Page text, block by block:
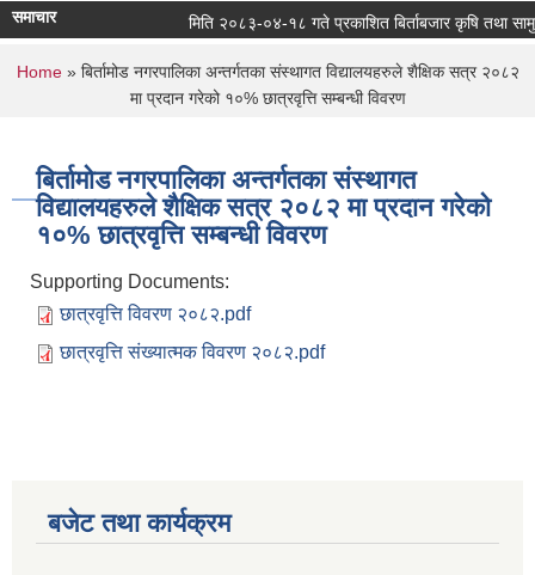
समाचार मिति २०८३-०४-१८ गते प्रकाशित बिर्ताबजार कृषि तथा
You are here
Home» बिर्तामोड नगरपालिका अन्तर्गतका संस्थागत विद्यालयहरुले शैक्षिक सत्र २०८२
मा प्रदान गरेको १०% छात्रवृत्ति सम्बन्धी विवरण
बिर्तामोड नगरपालिका अन्तर्गतका संस्थागत
विद्यालयहरुले शैक्षिक सत्र २०८२ मा प्रदान गरेको
१०% छात्रवृत्ति सम्बन्धी विवरण
Supporting Documents:
छात्रवृत्ति विवरण २०८२.pdf
छात्रवृत्ति संख्यात्मक विवरण २०८२.pdf
बजेट तथा कार्यक्रम